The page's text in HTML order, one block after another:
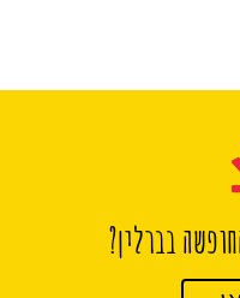
בברלין?